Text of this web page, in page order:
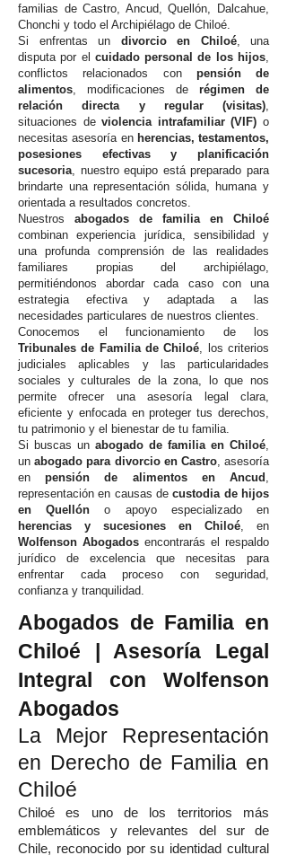
familias de Castro, Ancud, Quellón, Dalcahue,
Chonchi y todo el Archipiélago de Chiloé.
Si enfrentas un divorcio en Chiloé, una
disputa por el cuidado personal de los hijos,
conflictos relacionados con pensión de
alimentos, modificaciones de régimen de
relación directa y regular (visitas),
situaciones deviolencia intrafamiliar (VIF) o
necesitas asesoría en herencias, testamentos,
posesiones efectivas y planificación
sucesoria, nuestro equipo está preparado para
brindarte una representación sólida, humana y
orientada a resultados concretos.
Nuestros abogados de familia en Chiloé
combinan experiencia jurídica, sensibilidad y
una profunda comprensión de las realidades
familiares propias del archipiélago,
permitiéndonos abordar cada caso con una
estrategia efectiva y adaptada a las
necesidades particulares de nuestros clientes.
Conocemos el funcionamiento de los
Tribunales de Familia de Chiloé, los criterios
judiciales aplicables y las particularidades
sociales y culturales de la zona, lo que nos
permite ofrecer una asesoría legal clara,
eficiente y enfocada en proteger tus derechos,
tu patrimonio y el bienestar de tu familia.
Si buscas un abogado de familia en Chiloé,
unabogado para divorcio en Castro, asesoría
enpensión de alimentos en Ancud ,
representación en causas decustodia de hijos
en Quellón o apoyo especializado en
herencias y sucesiones en Chiloé, en
Wolfenson Abogados encontrarás el respaldo
jurídico de excelencia que necesitas para
enfrentar cada proceso con seguridad,
confianza y tranquilidad.
Abogados de Familia en
Chiloé | Asesoría Legal
Integral con Wolfenson
Abogados
La Mejor Representación
en Derecho de Familia en
Chiloé
Chiloé es uno de los territorios más
emblemáticos y relevantes del sur de
Chile, reconocido por su identidad cultural